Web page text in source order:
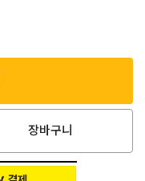
장바구니